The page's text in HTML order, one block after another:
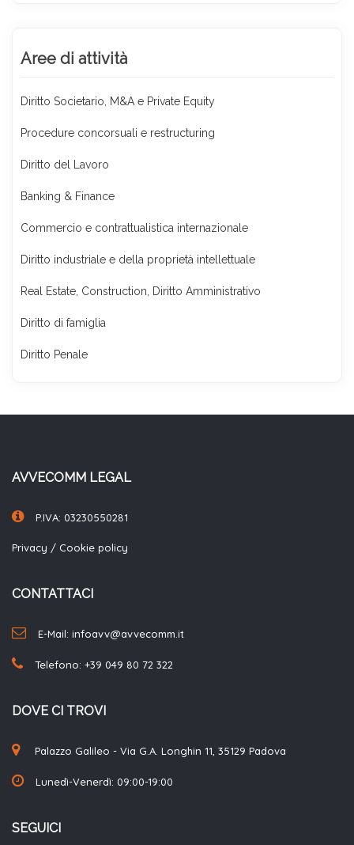
Aree di attività
Diritto Societario, M&A e Private Equity
Procedure concorsuali e restructuring
Diritto del Lavoro
Banking & Finance
Commercio e contrattualistica internazionale
Diritto industriale e della proprietà intellettuale
Real Estate, Construction, Diritto Amministrativo
Diritto di famiglia
Diritto Penale
AVVECOMM LEGAL
P.IVA: 03230550281
Privacy / Cookie policy
CONTATTACI
E-Mail: infoavv@avvecomm.it
Telefono: +39 049 80 72 322
DOVE CI TROVI
Palazzo Galileo - Via G.A. Longhin 11, 35129 Padova
Lunedì-Venerdì: 09:00-19:00
SEGUICI